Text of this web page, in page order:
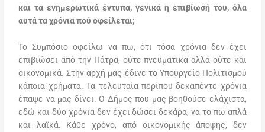
και τα ενημερωτικά έντυπα, γενικά η επιβίωσή του, όλα
αυτά τα χρόνια πού οφείλεται;
Το Συμπόσιο οφείλω να πω, ότι τόσα χρόνια δεν έχει
επιβιώσει από την Πάτρα, ούτε πνευματικά αλλά ούτε και
οικονομικά. Στην αρχή μας έδινε το Υπουργείο Πολιτισμού
κάποια χρήματα. Τα τελευταία περίπου δεκαπέντε χρόνια
έπαψε να μας δίνει. Ο Δήμος που μας βοηθούσε ελάχιστα,
εδώ και δύο χρόνια δεν έχει δώσει δεκάρα, να το πω απλά
και λαϊκά. Κάθε χρόνο, από οικονομικής άποψης, δεν